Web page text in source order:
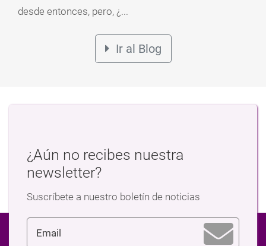
desde entonces, pero, ¿...
Ir al Blog
¿Aún no recibes nuestra
newsletter?
Suscríbete a nuestro boletín de noticias